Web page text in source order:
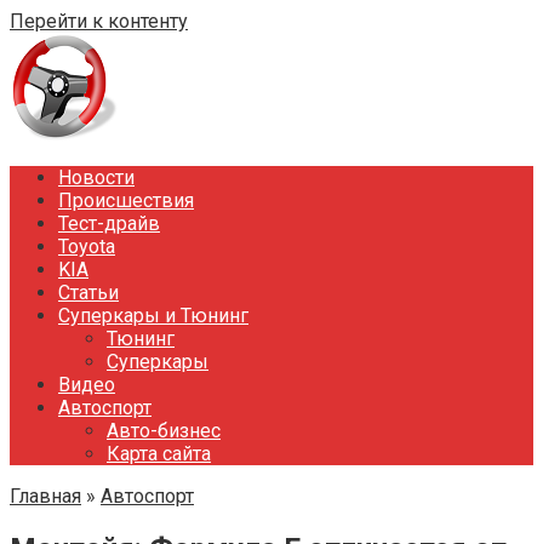
Перейти к контенту
Новости
Происшествия
Тест-драйв
Toyota
KIA
Статьи
Суперкары и Тюнинг
Тюнинг
Суперкары
Видео
Автоспорт
Авто-бизнес
Карта сайта
Главная » Автоспорт